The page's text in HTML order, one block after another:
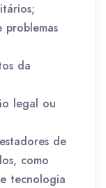
problemas
da
legal ou
de
como
tecnologia